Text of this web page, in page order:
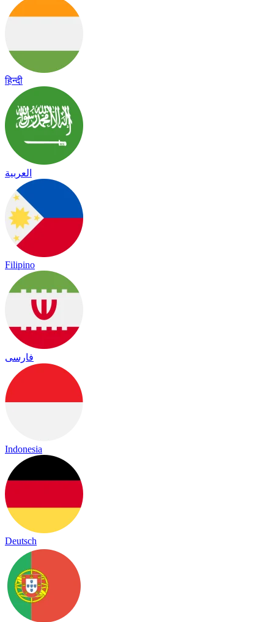
हिन्दी
العربية
Filipino
فارسی
Indonesia
Deutsch